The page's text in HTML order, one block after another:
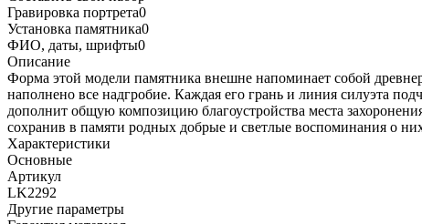
Гравировка портрета0
Установка памятника0
ФИО, даты, шрифты0
Описание
Форма этой модели памятника внешне напоминает собой
наполнено все надгробие. Каждая его грань и линия силуэта
дополнит общую композицию благоустройства места
сохранив в памяти родных добрые и светлые воспоминания о
Характеристики
Основные
Артикул
LK2292
Другие параметры